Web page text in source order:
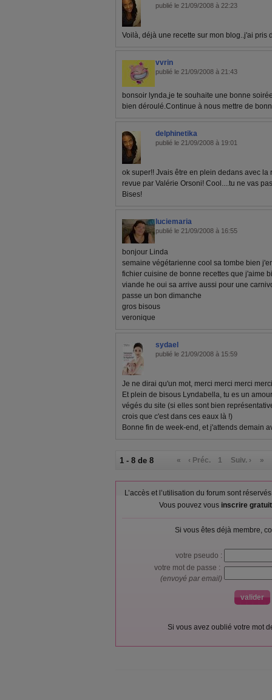
publié le 21/09/2008 à 22:23
Voilà, déjà une recette sur mon blog..j'ai pris
vvrin
publié le 21/09/2008 à 21:43
bonsoir lynda,je te souhaite une bonne
bien déroulé.Continue à nous mettre de
delphinetika
publié le 21/09/2008 à 19:01
ok super!! Jvais être en plein dedans avec la
revue par Valérie Orsoni! Cool....tu ne vas
Bises!
luciemaria
publié le 21/09/2008 à 16:55
bonjour Linda
semaine végétarienne cool sa tombe bien
fichier cuisine de bonne recettes que j'aime
viande he oui sa arrive aussi pour une
passe un bon dimanche
gros bisous
veronique
sydael
publié le 21/09/2008 à 15:59
Je ne dirai qu'un mot, merci merci merci
Et plein de bisous Lyndabella, tu es un
végés du site (si elles sont bien
crois que c'est dans ces eaux là !)
Bonne fin de week-end, et j'attends demain
1 - 8 de 8 « ‹ Préc. 1 Suiv. › »
L’accès et l’utilisation du forum sont
Vous pouvez vous inscrire
Si vous êtes déjà membre,
votre pseudo :
votre mot de passe :
(envoyé par email)
Si vous avez oublié votre mot